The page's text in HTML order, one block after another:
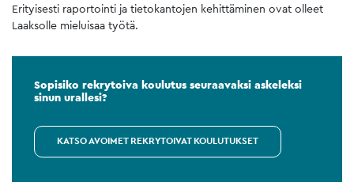
Erityisesti raportointi ja tietokantojen kehittäminen ovat olleet
Laaksolle mieluisaa työtä.
Sopisiko rekrytoiva koulutus seuraavaksi askeleksi
sinun urallesi?
KATSO AVOIMET REKRYTOIVAT KOULUTUKSET